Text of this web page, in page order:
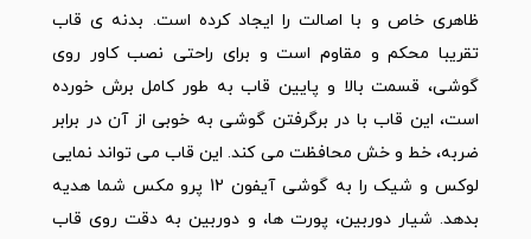
ظاهری خاص و با اصالت را ایجاد کرده است. بدنه ی قاب
تقریبا محکم و مقاوم است و برای راحتی نصب کاور روی
گوشی، قسمت بالا و پایین قاب به طور کامل برش خورده
است، این قاب با در برگرفتن گوشی به خوبی از آن در برابر
ضربه، خط و خش محافظت می کند. این قاب می تواند نمایی
لوکس و شیک را به گوشی آیفون 12 پرو مکس شما هدیه
بدهد. شیار دوربین، پورت ها، و دوربین به دقت روی قاب